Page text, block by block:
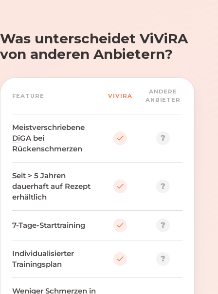
Was unterscheidet ViViRA
von anderen Anbietern?
FEATURE VIVIRA
ANDERE
ANBIETER
Meistverschriebene
DiGA bei
Rückenschmerzen
?
Seit > 5 Jahren
dauerhaft auf Rezept
erhältlich
?
7-Tage-Starttraining ?
Individualisierter
Trainingsplan
?
Weniger Schmerzen in